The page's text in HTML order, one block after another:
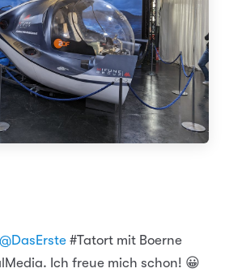
@DasErste #Tatort mit Boerne
Ich freue mich schon! 😀